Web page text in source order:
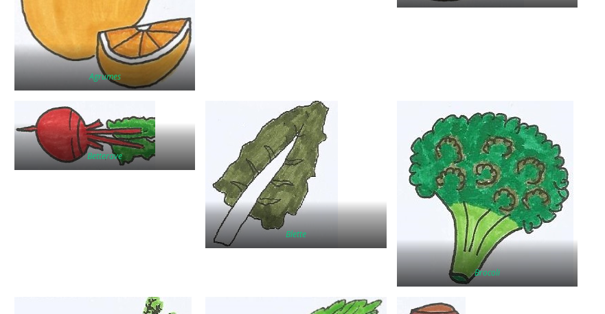
Agrumes
Betterave
Blette
Brocoli